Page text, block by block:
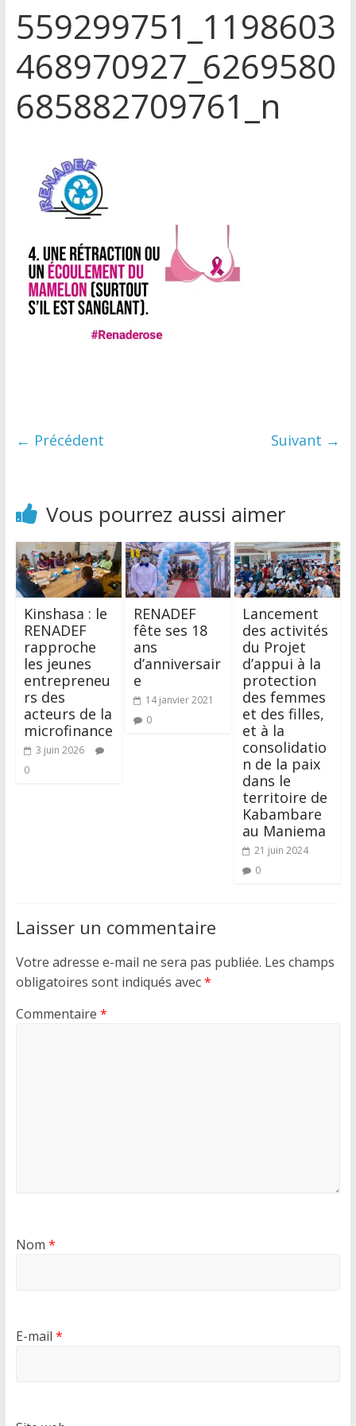
559299751_1198603
468970927_6269580
685882709761_n
← Précédent Suivant →
Vous pourrez aussi aimer
Kinshasa : le
RENADEF
rapproche
les jeunes
entrepreneu
rs des
acteurs de la
microfinance
3 juin 2026
0
RENADEF
fête ses 18
ans
d’anniversair
e
14 janvier 2021
0
Lancement
des activités
du Projet
d’appui à la
protection
des femmes
et des filles,
et à la
consolidatio
n de la paix
dans le
territoire de
Kabambare
au Maniema
21 juin 2024
0
Laisser un commentaire
Votre adresse e-mail ne sera pas publiée. Les champs
obligatoires sont indiqués avec*
Commentaire *
Nom *
E-mail *